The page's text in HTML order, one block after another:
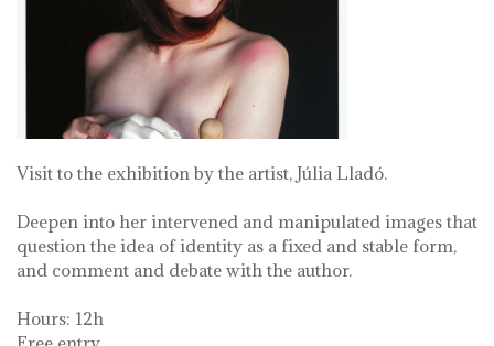
Visit to the exhibition by the artist, Júlia Lladó.
Deepen into her intervened and manipulated images that
question the idea of identity as a fixed and stable form,
and comment and debate with the author.
Hours: 12h